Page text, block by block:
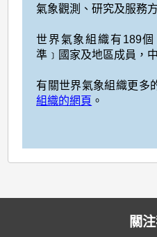
氣象觀測、研究及服務
世界氣象組織有189
準﹞國家及地區成員，
有關世界氣象組織更多
組織的網頁 。
關